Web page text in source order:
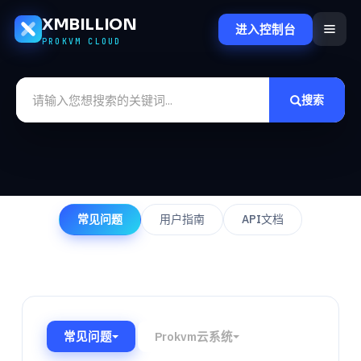
XMBILLION
PROKVM CLOUD
进入控制台
搜索
常见问题 用户指南 API文档
常见问题 Prokvm云系统